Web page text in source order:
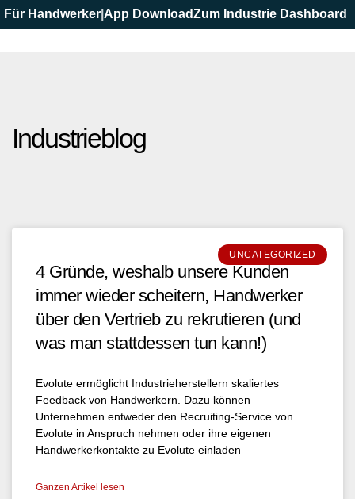
Für Handwerker App DownloadZum Industrie Dashboard
Industrieblog
UNCATEGORIZED
4 Gründe, weshalb unsere Kunden
immer wieder scheitern, Handwerker
über den Vertrieb zu rekrutieren (und
was man stattdessen tun kann!)
Evolute ermöglicht Industrieherstellern skaliertes
Feedback von Handwerkern. Dazu können
Unternehmen entweder den Recruiting-Service von
Evolute in Anspruch nehmen oder ihre eigenen
Handwerkerkontakte zu Evolute einladen
Ganzen Artikel lesen